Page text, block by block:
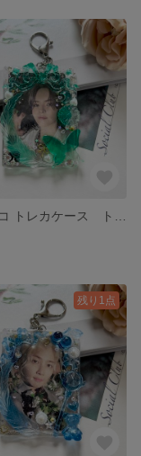
残り1点